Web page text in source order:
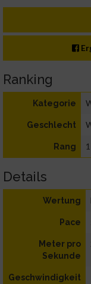
Ranking
Kategorie
Geschlecht
Rang
Details
Wertung
Pace
Meter pro
Sekunde
Geschwindigkeit